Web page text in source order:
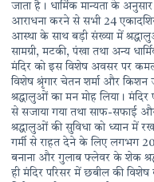
जाता है। धार्मिक मान्यता के
आराधना करने से सभी 24
आस्था के साथ बड़ी संख्या में
सामग्री, मटकी, पंखा तथा अन्य
मंदिर को इस विशेष अवसर पर
विशेष श्रृंगार चेतन शर्मा और किशन
श्रद्धालुओं का मन मोह लिया।
से सजाया गया तथा साफ-सफाई
श्रद्धालुओं की सुविधा को ध्यान में
गर्मी से राहत देने के लिए लगभग
बनाना और गुलाब फ्लेवर के शेक
ही मंदिर परिसर में छबील की